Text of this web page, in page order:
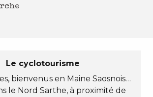
Le cyclotourisme
bienvenus en Maine Saosnois…
le Nord Sarthe, à proximité de